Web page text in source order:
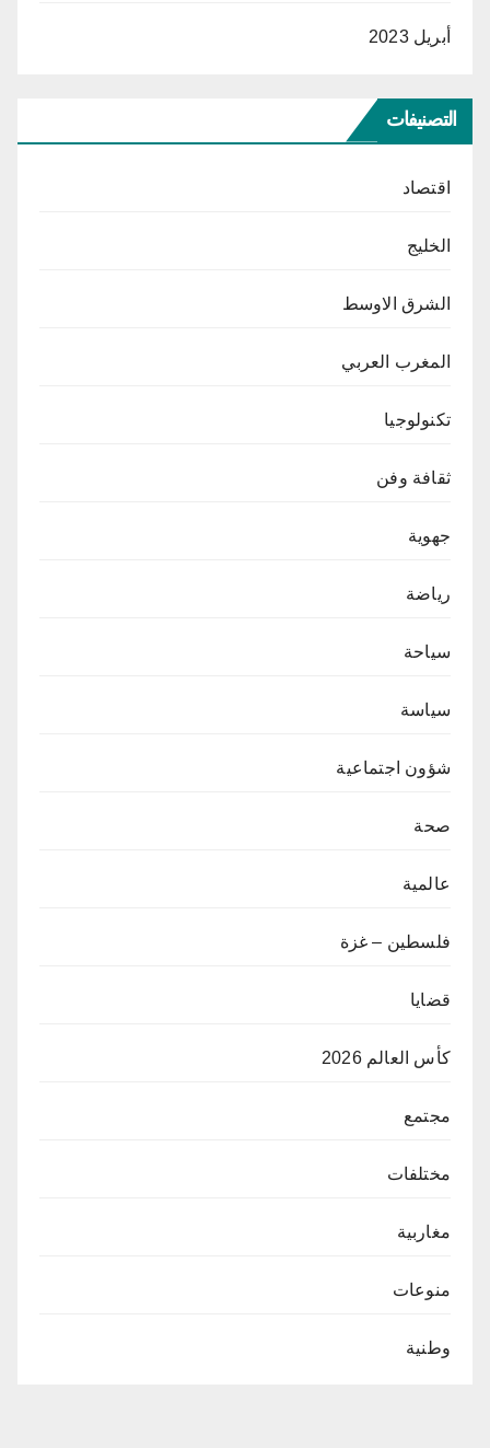
أبريل 2023
التصنيفات
اقتصاد
الخليج
الشرق الاوسط
المغرب العربي
تكنولوجيا
ثقافة وفن
جهوية
رياضة
سياحة
سياسة
شؤون اجتماعية
صحة
عالمية
فلسطين – غزة
قضايا
كأس العالم 2026
مجتمع
مختلفات
مغاربية
منوعات
وطنية